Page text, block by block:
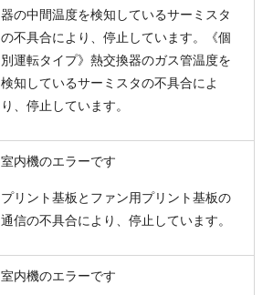
器の中間温度を検知しているサーミスタ
の不具合により、停止しています。《個
別運転タイプ》熱交換器のガス管温度を
検知しているサーミスタの不具合によ
り、停止しています。
室内機のエラーです
プリント基板とファン用プリント基板の
通信の不具合により、停止しています。
室内機のエラーです